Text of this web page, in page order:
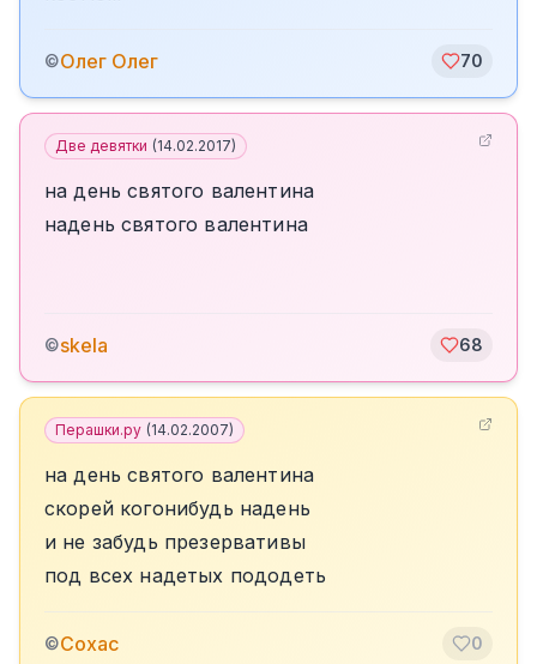
©Олег Олег 70
Две девятки (14.02.2017)
на день святого валентина
надень святого валентина
©skela 68
Перашки.ру (14.02.2007)
на день святого валентина
скорей когонибудь надень
и не забудь презервативы
под всех надетых пододеть
©Сохас 0